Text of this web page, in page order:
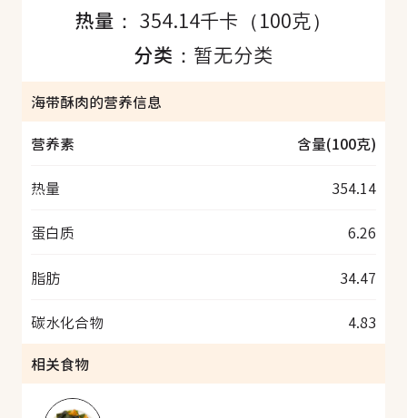
热量：354.14千卡（100克）
分类： 暂无分类
海带酥肉的营养信息
营养素
含量(100克)
热量 354.14
蛋白质 6.26
脂肪 34.47
碳水化合物
4.83
相关食物